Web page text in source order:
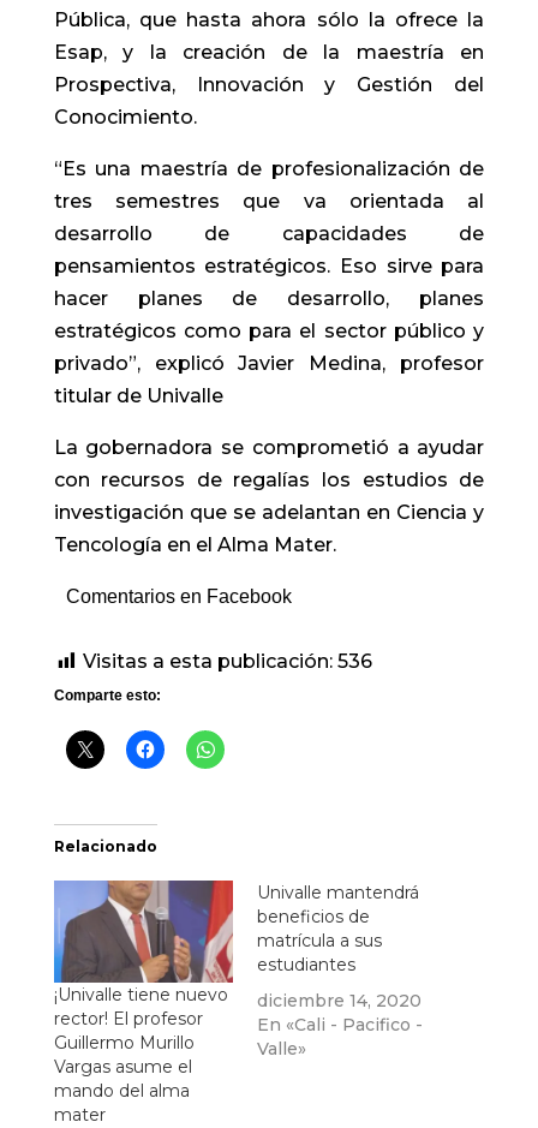
Pública, que hasta ahora sólo la ofrece la
Esap, y la creación de la maestría en
Prospectiva, Innovación y Gestión del
Conocimiento.
“Es una maestría de profesionalización de
tres semestres que va orientada al
desarrollo de capacidades de
pensamientos estratégicos. Eso sirve para
hacer planes de desarrollo, planes
estratégicos como para el sector público y
privado”, explicó Javier Medina, profesor
titular de Univalle
La gobernadora se comprometió a ayudar
con recursos de regalías los estudios de
investigación que se adelantan en Ciencia y
Tencología en el Alma Mater.
Comentarios en Facebook
Visitas a esta publicación: 536
Comparte esto:
Relacionado
¡Univalle tiene nuevo
rector! El profesor
Guillermo Murillo
Vargas asume el
mando del alma
mater
Univalle mantendrá
beneficios de
matrícula a sus
estudiantes
diciembre 14, 2020
En «Cali - Pacifico -
Valle»